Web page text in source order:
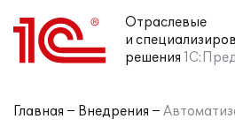
Отраслевые
и
решения
Главная Внедрения